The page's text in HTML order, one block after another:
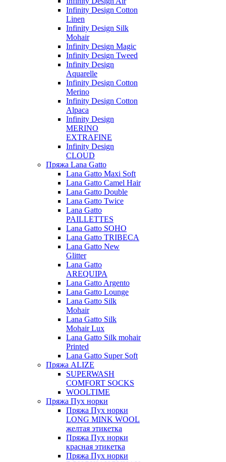
Infinity Design Cotton
Linen
Infinity Design Silk
Mohair
Infinity Design Magic
Infinity Design Tweed
Infinity Design
Aquarelle
Infinity Design Cotton
Merino
Infinity Design Cotton
Alpaca
Infinity Design
MERINO
EXTRAFINE
Infinity Design
CLOUD
Пряжа Lana Gatto
Lana Gatto Maxi Soft
Lana Gatto Camel Hair
Lana Gatto Double
Lana Gatto Twice
Lana Gatto
PAILLETTES
Lana Gatto SOHO
Lana Gatto TRIBECA
Lana Gatto New
Glitter
Lana Gatto
AREQUIPA
Lana Gatto Argento
Lana Gatto Lounge
Lana Gatto Silk
Mohair
Lana Gatto Silk
Mohair Lux
Lana Gatto Silk mohair
Printed
Lana Gatto Super Soft
Пряжа ALIZE
SUPERWASH
COMFORT SOCKS
WOOLTIME
Пряжа Пух норки
Пряжа Пух норки
LONG MINK WOOL
желтая этикетка
Пряжа Пух норки
красная этикетка
Пряжа Пух норки